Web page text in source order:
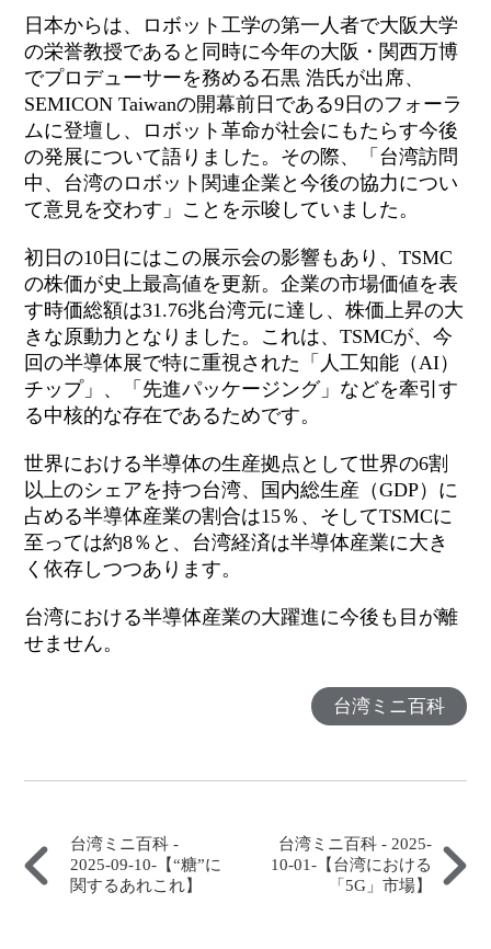
日本からは、ロボット工学の第一人者で大阪大学
の栄誉教授であると同時に今年の大阪・関西万博
でプロデューサーを務める石黒 浩氏が出席、
SEMICON Taiwanの開幕前日である9日のフォーラ
ムに登壇し、ロボット革命が社会にもたらす今後
の発展について語りました。その際、「台湾訪問
中、台湾のロボット関連企業と今後の協力につい
て意見を交わす」ことを示唆していました。
初日の10日にはこの展示会の影響もあり、TSMC
の株価が史上最高値を更新。企業の市場価値を表
す時価総額は31.76兆台湾元に達し、株価上昇の大
きな原動力となりました。これは、TSMCが、今
回の半導体展で特に重視された「人工知能（AI）
チップ」、「先進パッケージング」などを牽引す
る中核的な存在であるためです。
世界における半導体の生産拠点として世界の6割
以上のシェアを持つ台湾、国内総生産（GDP）に
占める半導体産業の割合は15％、そしてTSMCに
至っては約8％と、台湾経済は半導体産業に大き
く依存しつつあります。
台湾における半導体産業の大躍進に今後も目が離
せません。
台湾ミニ百科
台湾ミニ百科 -
2025-09-10-【“糖”に
関するあれこれ】
台湾ミニ百科 - 2025-
10-01-【台湾における
「5G」市場】